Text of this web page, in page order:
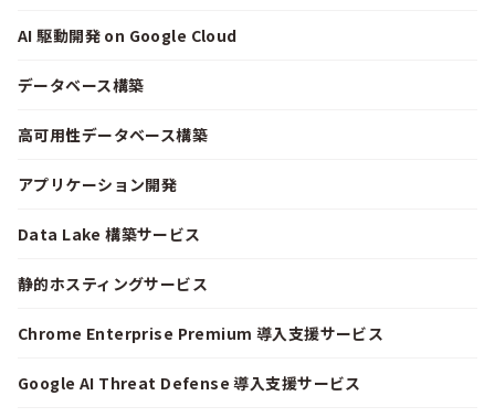
AI 駆動開発 on Google Cloud
データベース構築
高可用性データベース構築
アプリケーション開発
Data Lake 構築サービス
静的ホスティングサービス
Chrome Enterprise Premium 導入支援サービス
Google AI Threat Defense 導入支援サービス